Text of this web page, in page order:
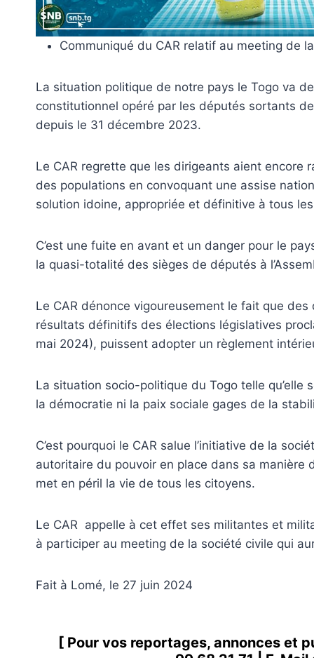
Communiqué du CAR relatif au meeting de
La situation politique de notre pays le Togo va
constitutionnel opéré par les députés sortants
depuis le 31 décembre 2023.
Le CAR regrette que les dirigeants aient encore
des populations en convoquant une assise
solution idoine, appropriée et définitive à tous
C’est une fuite en avant et un danger pour le
la quasi-totalité des sièges de députés à
Le CAR dénonce vigoureusement le fait que
résultats définitifs des élections législatives
mai 2024), puissent adopter un règlement
La situation socio-politique du Togo telle qu’elle
la démocratie ni la paix sociale gages de la
C’est pourquoi le CAR salue l’initiative de la
autoritaire du pouvoir en place dans sa manière
met en péril la vie de tous les citoyens.
Le CAR appelle à cet effet ses militantes et
à participer au meeting de la société civile qui
Fait à Lomé, le 27 juin 2024
[ Pour vos reportages, annonces et